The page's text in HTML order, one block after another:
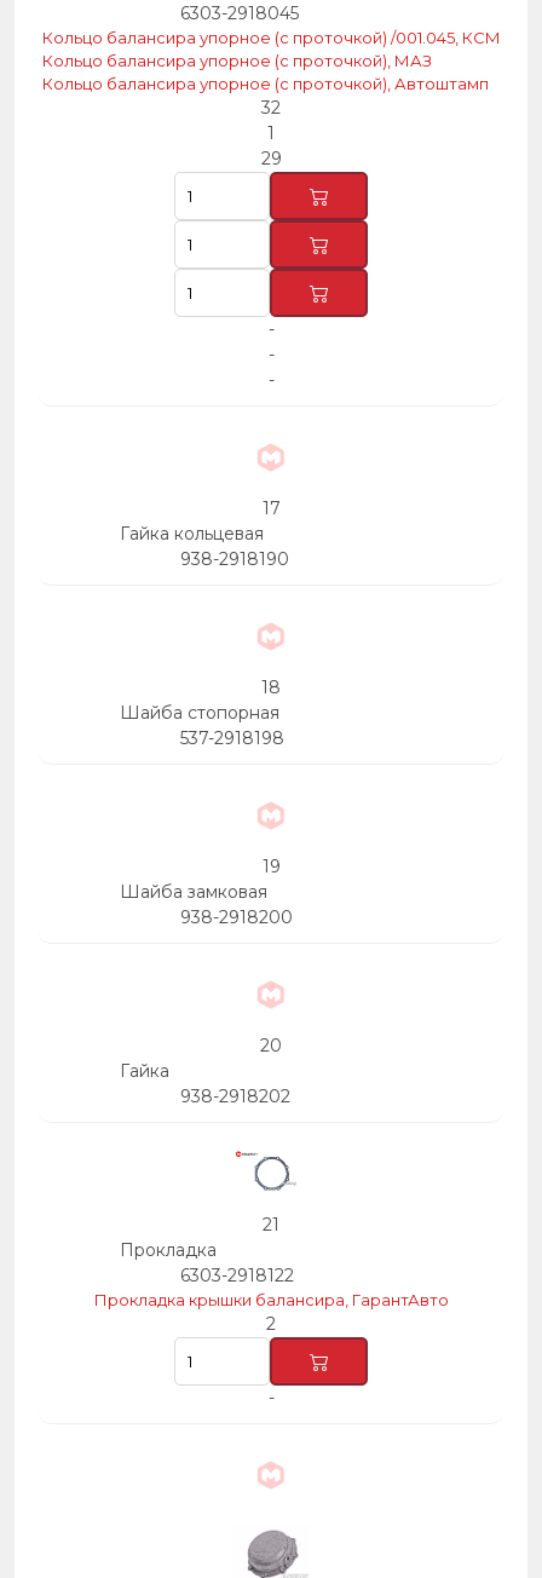
6303-2918045
Кольцо балансира упорное (с проточкой) /001.045, КСМ
Кольцо балансира упорное (с проточкой), МАЗ
Кольцо балансира упорное (с проточкой), Автоштамп
32
1
29
-
-
-
17
Гайка кольцевая
938-2918190
18
Шайба стопорная
537-2918198
19
Шайба замковая
938-2918200
20
Гайка
938-2918202
21
Прокладка
6303-2918122
Прокладка крышки балансира, ГарантАвто
2
-